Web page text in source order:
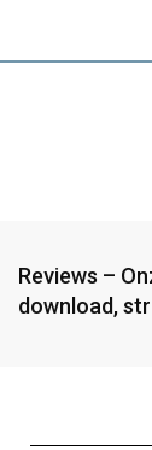
Reviews –
download,